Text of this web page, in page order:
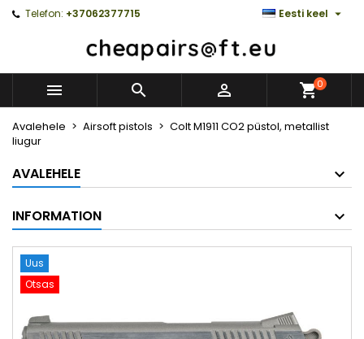
Telefon: +37062377715 Eesti keel 
   0
Avalehele Airsoft pistols
Colt M1911 CO2 püstol, metallist
liugur
AVALEHELE
INFORMATION
Uus
Otsas